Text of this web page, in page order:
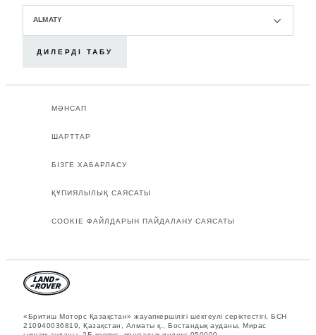
ALMATY
ДИЛЕРДІ ТАБУ
МӘНСАП
ШАРТТАР
БІЗГЕ ХАБАРЛАСУ
ҚҰПИЯЛЫЛЫҚ САЯСАТЫ
COOKIE ФАЙЛДАРЫН ПАЙДАЛАНУ САЯСАТЫ
«Бритиш Моторс Қазақстан» жауапкершілігі шектеулі серіктестігі, БСН
210940036819, Қазақстан, Алматы қ., Бостандық ауданы, Мирас